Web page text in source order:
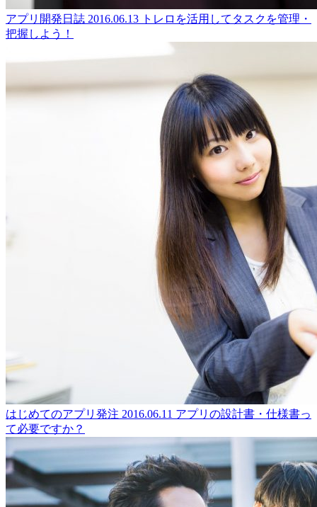
アプリ開発日誌 2016.06.13 トレロを活用してタスクを管理・
把握しよう！
はじめてのアプリ発注 2016.06.11 アプリの設計書・仕様書っ
て必要ですか？